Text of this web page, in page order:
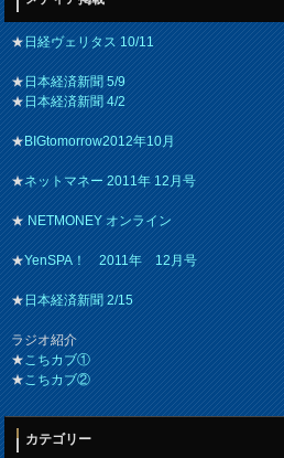
★日経ヴェリタス 10/11
★日本経済新聞 5/9
★日本経済新聞 4/2
★BIGtomorrow2012年10月
★ネットマネー 2011年 12月号
★NETMONEY オンライン
★YenSPA！ 2011年 12月号
★日本経済新聞 2/15
ラジオ紹介
★こちカブ①
★こちカブ②
カテゴリー